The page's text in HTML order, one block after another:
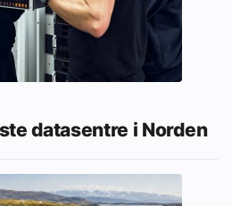
datasentre i Norden